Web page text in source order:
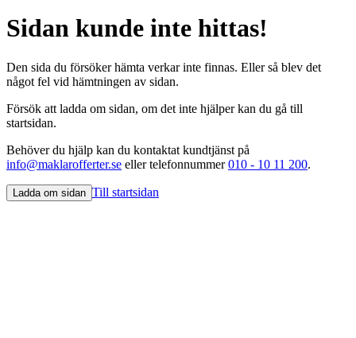
Sidan kunde inte hittas!
Den sida du försöker hämta verkar inte finnas. Eller så blev det
något fel vid hämtningen av sidan.
Försök att ladda om sidan, om det inte hjälper kan du gå till
startsidan.
Behöver du hjälp kan du kontaktat kundtjänst på
info@maklarofferter.se eller telefonnummer010 - 10 11 200.
Ladda om sidan Till startsidan